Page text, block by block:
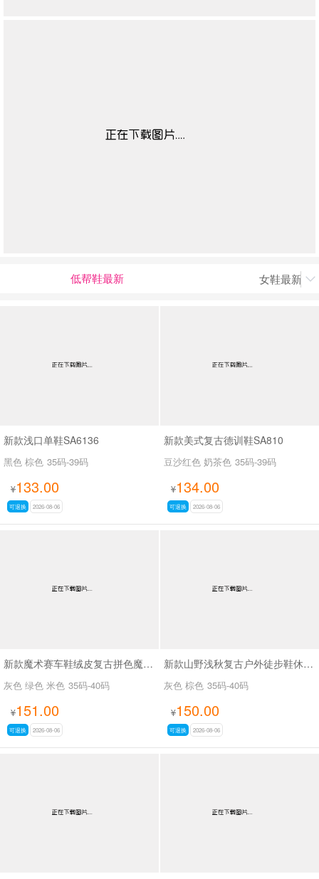
低帮鞋最新 女鞋最新上

新款浅口单鞋SA6136
黑色 棕色 35码-39码
¥133.00
可退换 2026-08-06
新款美式复古德训鞋SA810
豆沙红色 奶茶色 35码-39码
¥134.00
可退换 2026-08-06
新款魔术赛车鞋绒皮复古拼色魔术贴德训休闲鞋SA8040
灰色 绿色 米色 35码-40码
¥151.00
可退换 2026-08-06
新款山野浅秋复古户外徒步鞋休闲鞋SA37028
灰色 棕色 35码-40码
¥150.00
可退换 2026-08-06